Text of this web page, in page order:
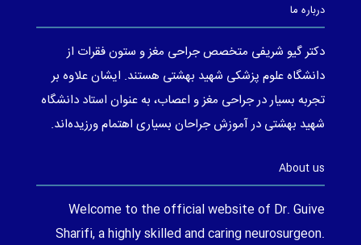
درباره ما
دکتر گیو شریفی متخصص جراحی مغز و ستون فقرات از
دانشگاه علوم پزشکی شهید بهشتی هستند. ایشان علاوه بر
تجربه بسیار در جراحی مغز و اعصاب، به عنوان استاد دانشگاه
شهید بهشتی در آموزش جراحان بسیاری اهتمام ورزیده‌اند.
About us
Welcome to the official website of Dr. Guive
Sharifi, a highly skilled and caring neurosurgeon.